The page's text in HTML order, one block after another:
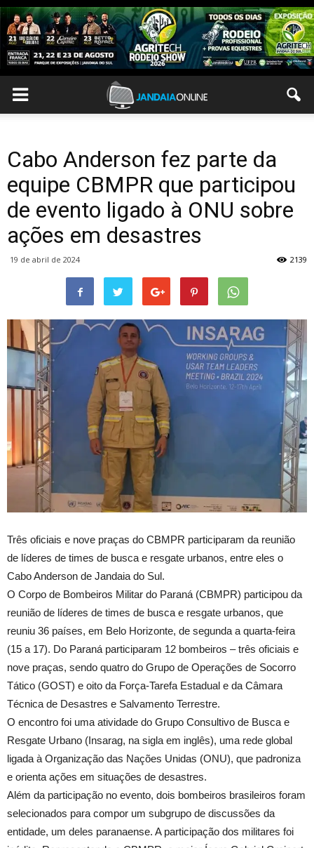
Cabo Anderson fez parte da
equipe CBMPR que participou
de evento ligado à ONU sobre
ações em desastres
19 de abril de 2024 2139
Três oficiais e nove praças do CBMPR participaram da reunião
de líderes de times de busca e resgate urbanos, entre eles o
Cabo Anderson de Jandaia do Sul.
O Corpo de Bombeiros Militar do Paraná (CBMPR) participou da
reunião de líderes de times de busca e resgate urbanos, que
reuniu 36 países, em Belo Horizonte, de segunda a quarta-feira
(15 a 17). Do Paraná participaram 12 bombeiros – três oficiais e
nove praças, sendo quatro do Grupo de Operações de Socorro
Tático (GOST) e oito da Força-Tarefa Estadual e da Câmara
Técnica de Desastres e Salvamento Terrestre.
O encontro foi uma atividade do Grupo Consultivo de Busca e
Resgate Urbano (Insarag, na sigla em inglês), uma rede global
ligada à Organização das Nações Unidas (ONU), que padroniza
e orienta ações em situações de desastres.
Além da participação no evento, dois bombeiros brasileiros foram
selecionados para compor um subgrupo de discussões da
entidade, um deles paranaense. A participação dos militares foi